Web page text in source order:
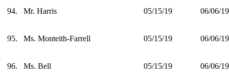
94. Mr. Harris 05/15/19 06/06/19
95. Ms. Monteith-Farrell 05/15/19 06/06/19
96. Ms. Bell 05/15/19 06/06/19